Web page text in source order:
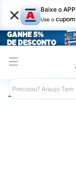
× Baixe o
Use o cupom
Araujo